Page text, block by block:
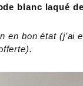
blanc laqué
en bon état (j’ai